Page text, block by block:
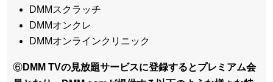
DMMスクラッチ
DMMオンクレ
DMMオンラインクリニック
⑥DMM TVの見放題サービスに登録するとプレミアム会